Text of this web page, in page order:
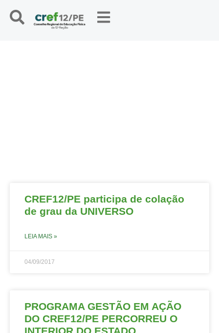
CREF12/PE participa de colação
de grau da UNIVERSO
LEIA MAIS »
04/09/2017
PROGRAMA GESTÃO EM AÇÃO
DO CREF12/PE PERCORREU O
INTERIOR DO ESTADO